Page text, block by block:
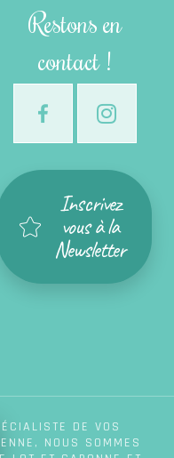
Restons en
contact !
Inscrivez
vous à la
Newsletter
DE VOS
NOUS SOMMES